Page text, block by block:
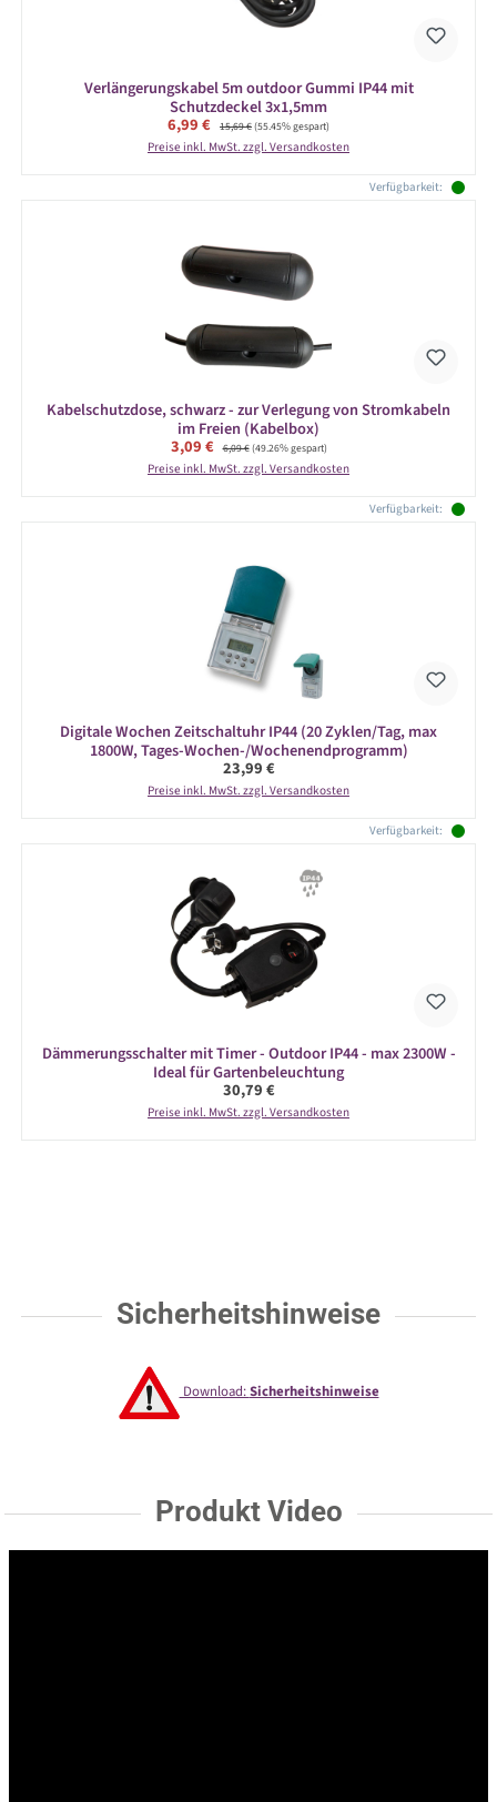
Verlängerungskabel 5m outdoor Gummi IP44 mit
Schutzdeckel 3x1,5mm
Verkaufspreis:
6,99 € Regulärer Preis:
15,69 €(55.45% gespart)
Preise inkl. MwSt. zzgl. Versandkosten
Verfügbarkeit:
Kabelschutzdose, schwarz - zur Verlegung von Stromkabeln
im Freien (Kabelbox)
Verkaufspreis:
3,09 € Regulärer Preis:
6,09 €(49.26% gespart)
Preise inkl. MwSt. zzgl. Versandkosten
Verfügbarkeit:
Digitale Wochen Zeitschaltuhr IP44 (20 Zyklen/Tag, max
1800W, Tages-Wochen-/Wochenendprogramm)
Regulärer Preis:
23,99 €
Preise inkl. MwSt. zzgl. Versandkosten
Verfügbarkeit:
Dämmerungsschalter mit Timer - Outdoor IP44 - max 2300W -
Ideal für Gartenbeleuchtung
Regulärer Preis:
30,79 €
Preise inkl. MwSt. zzgl. Versandkosten
Sicherheitshinweise
Download:Sicherheitshinweise
Produkt Video